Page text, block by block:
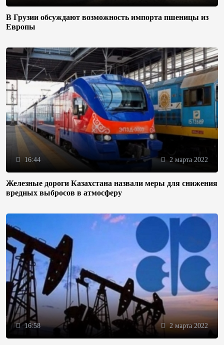
В Грузии обсуждают возможность импорта пшеницы из
Европы
16:44 2 марта 2022
Железные дороги Казахстана назвали меры для снижения
вредных выбросов в атмосферу
16:58 2 марта 2022